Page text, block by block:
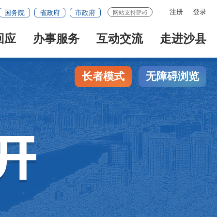
注册 登录
国务院 省政府 市政府 网站支持IPv6
应 办事服务 互动交流 走进沙县
长者模式 无障碍浏览